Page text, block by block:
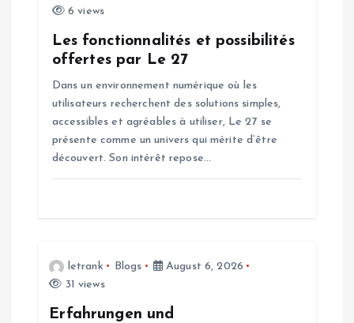
6 views
Les fonctionnalités et possibilités
offertes par Le 27
Dans un environnement numérique où les
utilisateurs recherchent des solutions simples,
accessibles et agréables à utiliser, Le 27 se
présente comme un univers qui mérite d’être
découvert. Son intérêt repose…
letrank Blogs
August 6, 2026
31 views
Erfahrungen und